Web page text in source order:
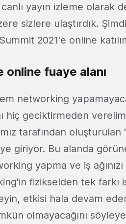
yayın izleme olarak
sizlere ulaştırdık.
2021'e online
fuaye alanı
networking
hiç geciktirmeden
tarafından oluşturulan
giriyor. Bu alanda
yapma ve iş
fizikselden tek farkı
etkisi hala devam
olmayacağını